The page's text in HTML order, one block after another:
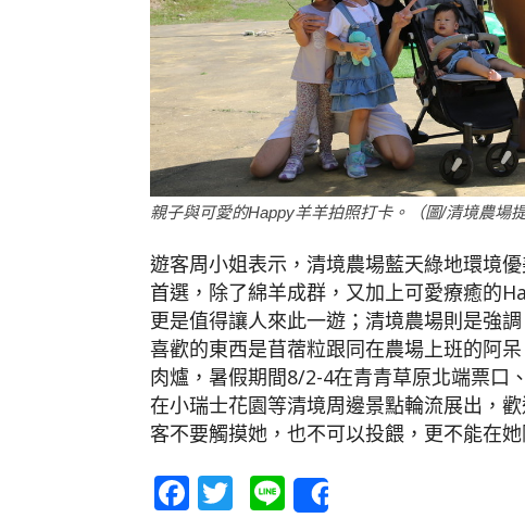
親子與可愛的Happy羊羊拍照打卡。（圖/清境農場提
遊客周小姐表示，清境農場藍天綠地環境
首選，除了綿羊成群，又加上可愛療癒的
更是值得讓人來此一遊；清境農場則是強
喜歡的東西是苜蓿粒跟同在農場上班的阿
肉爐，暑假期間8/2-4在青青草原北端票
在小瑞士花園等清境周邊景點輪流展出，
客不要觸摸她，也不可以投餵，更不能在
Facebook
Twitter
Line